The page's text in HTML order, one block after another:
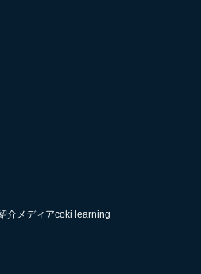
介メディアcoki learning